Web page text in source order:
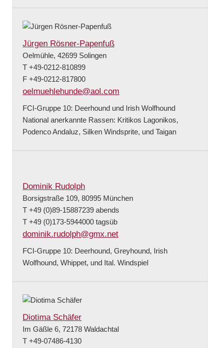
Jürgen Rösner-Papenfuß
Oelmühle, 42699 Solingen
T +49-0212-810899
F +49-0212-817800
oelmuehlehunde@aol.com
FCI-Gruppe 10: Deerhound und Irish Wolfhound
National anerkannte Rassen: Kritikos Lagonikos,
Podenco Andaluz, Silken Windsprite, und Taigan
Dominik Rudolph
Borsigstraße 109, 80995 München
T +49 (0)89-15887239 abends
T +49 (0)173-5944000 tagsüb
dominik.rudolph@gmx.net
FCI-Gruppe 10: Deerhound, Greyhound, Irish
Wolfhound, Whippet, und Ital. Windspiel
Diotima Schäfer
Im Gäßle 6, 72178 Waldachtal
T +49-07486-4130